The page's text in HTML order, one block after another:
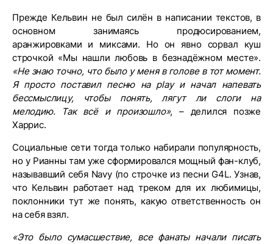
Прежде Кельвин не был силён в написании текстов, в
основном занимаясь продюсированием,
аранжировками и миксами. Но он явно сорвал куш
строчкой «Мы нашли любовь в безнадёжном месте».
«Не знаю точно, что было у меня в голове в тот момент.
Я просто поставил песню наplay и начал напевать
бессмыслицу, чтобы понять,лягут ли слоги
на
мелодию. Так всё и произошло», – делился позже
Харрис.
Социальные сети тогда только набирали популярность,
но у Рианны там уже сформировался мощный фан-клуб,
называвший себя Navy (по строчке из песни G4L. Узнав,
что Кельвин работает над треком для их любимицы,
поклонники тут же понять, какую ответственность он
на себя взял.
«Это было сумасшествие, все фанаты начали писать